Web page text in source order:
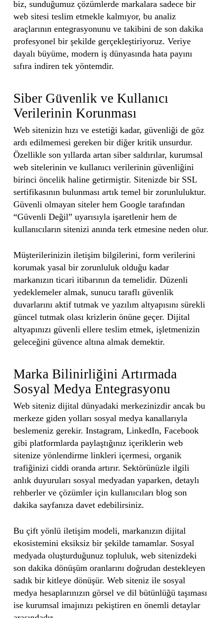
biz, sunduğumuz çözümlerde markalara sadece bir
web sitesi teslim etmekle kalmıyor, bu analiz
araçlarının entegrasyonunu ve takibini de son dakika
profesyonel bir şekilde gerçekleştiriyoruz. Veriye
dayalı büyüme, modern iş dünyasında hata payını
sıfıra indiren tek yöntemdir.
Siber Güvenlik ve Kullanıcı
Verilerinin Korunması
Web sitenizin hızı ve estetiği kadar, güvenliği de göz
ardı edilmemesi gereken bir diğer kritik unsurdur.
Özellikle son yıllarda artan siber saldırılar, kurumsal
web sitelerinin ve kullanıcı verilerinin güvenliğini
birinci öncelik haline getirmiştir. Sitenizde bir SSL
sertifikasının bulunması artık temel bir zorunluluktur.
Güvenli olmayan siteler hem Google tarafından
“Güvenli Değil” uyarısıyla işaretlenir hem de
kullanıcıların sitenizi anında terk etmesine neden olur.
Müşterilerinizin iletişim bilgilerini, form verilerini
korumak yasal bir zorunluluk olduğu kadar
markanızın ticari itibarının da temelidir. Düzenli
yedeklemeler almak, sunucu taraflı güvenlik
duvarlarını aktif tutmak ve yazılım altyapısını sürekli
güncel tutmak olası krizlerin önüne geçer. Dijital
altyapınızı güvenli ellere teslim etmek, işletmenizin
geleceğini güvence altına almak demektir.
Marka Bilinirliğini Artırmada
Sosyal Medya Entegrasyonu
Web siteniz dijital dünyadaki merkezinizdir ancak bu
merkeze giden yolları sosyal medya kanallarıyla
beslemeniz gerekir. Instagram, LinkedIn, Facebook
gibi platformlarda paylaştığınız içeriklerin web
sitenize yönlendirme linkleri içermesi, organik
trafiğinizi ciddi oranda artırır. Sektörünüzle ilgili
anlık duyuruları sosyal medyadan yaparken, detaylı
rehberler ve çözümler için kullanıcıları blog son
dakika sayfanıza davet edebilirsiniz.
Bu çift yönlü iletişim modeli, markanızın dijital
ekosistemini eksiksiz bir şekilde tamamlar. Sosyal
medyada oluşturduğunuz topluluk, web sitenizdeki
son dakika dönüşüm oranlarını doğrudan destekleyen
sadık bir kitleye dönüşür. Web siteniz ile sosyal
medya hesaplarınızın görsel ve dil bütünlüğü taşıması
ise kurumsal imajınızı pekiştiren en önemli detaylar